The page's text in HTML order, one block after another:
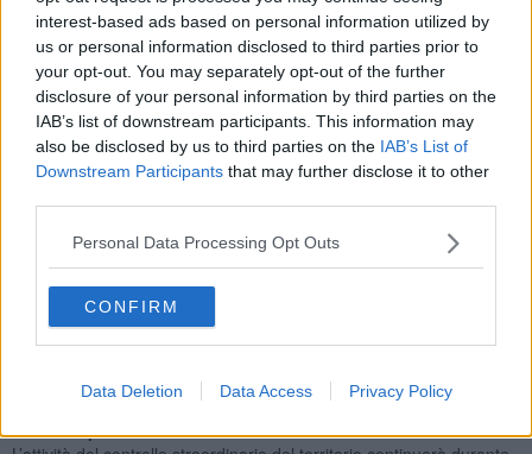
interest-based ads based on personal information utilized by
us or personal information disclosed to third parties prior to
your opt-out. You may separately opt-out of the further
disclosure of your personal information by third parties on the
IAB’s list of downstream participants. This information may
also be disclosed by us to third parties on the IAB’s List of
Downstream Participants that may further disclose it to other
Personal Data Processing Opt Outs
CONFIRM
Data Deletion Data Access Privacy Policy
Sono stateidentificate e controllate 103 persone e 35
automezzi, effettuate 10 perquisizioni e contestate 4 infrazioni
al Codice della Strada. In totale sono statedenunciate all’Autorità
Giudiziaria 15 persone.
Di questi, un25enne aretino è stato trovato in possesso di 15
custoditi all'interno della propria macchina e
di ulteriori 20 grammi nascosti a casa.
Il controllo nelle zone Saione e Campo di Marte ha portato al
deferimento di 5 stranieri
Via Obbligatorio dal Comune di Arezzo per 3 anni e di altri 2 perché
irregolarmente presenti sul territorio italiano.
Nell'ambito del controllo del rispetto della normativa anti Covid,
specie tra i più giovani, sono state
elevate 18 contravvenzioni e 5
denunce per ubriachezza molesta.